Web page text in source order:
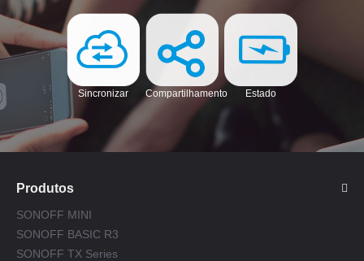
Sincronizar Compartilhamento Estado
Produtos
SONOFF MINI
SONOFF BASIC R3
SONOFF TX Series